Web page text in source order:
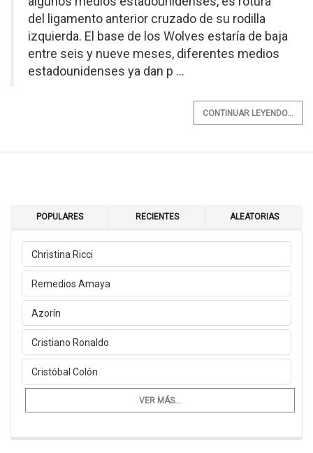
del ligamento anterior cruzado de su rodilla
izquierda. El base de los Wolves estaría de baja
entre seis y nueve meses, diferentes medios
estadounidenses ya dan p ...
CONTINUAR LEYENDO...
POPULARES RECIENTES ALEATORIAS
Christina Ricci
Remedios Amaya
Azorín
Cristiano Ronaldo
Cristóbal Colón
VER MÁS...